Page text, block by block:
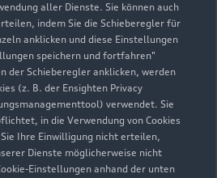
aller Dienste. Sie können auch
indem Sie die Schieberegler für
anklicken und diese Einstellungen
speichern und fortfahren"
der Schieberegler anklicken, werden
(z. B. der Ensighten Privacy
verwendet. Sie
in die Verwendung von Cookies
Ihre Einwilligung nicht erteilen,
Dienste möglicherweise nicht
Einstellungen anhand der unten